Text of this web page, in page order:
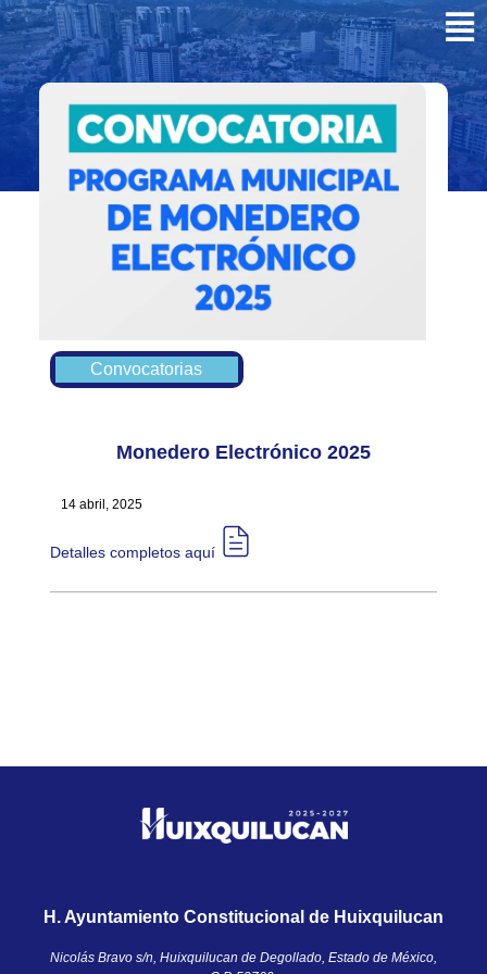
Convocatorias
Monedero Electrónico 2025
14 abril, 2025
Detalles completos aquí​​
H. Ayuntamiento Constitucional de Huixquilucan
Nicolás Bravo s/n, Huixquilucan de Degollado, Estado de México,